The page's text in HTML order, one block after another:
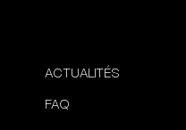
ACTUALITÉS
FAQ